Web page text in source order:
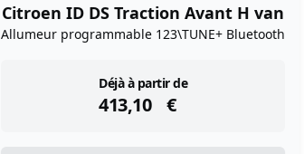
Citroen ID DS Traction Avant H van
Allumeur programmable 123\TUNE+ Bluetooth
Déjà à partir de
413,10 €
instock